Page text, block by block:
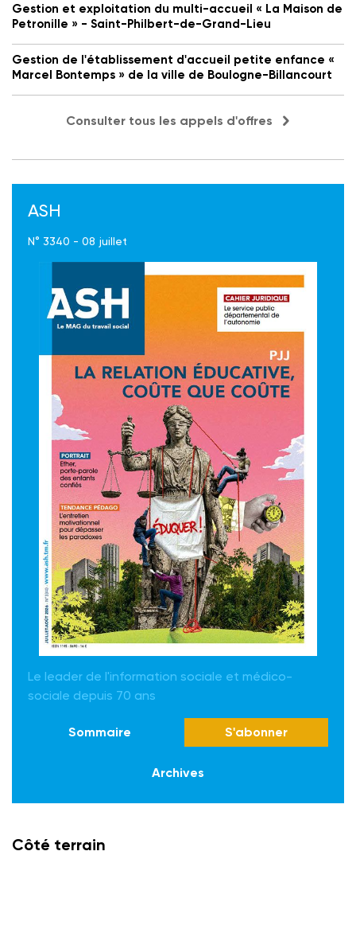
Gestion et exploitation du multi-accueil « La Maison de
Petronille » - Saint-Philbert-de-Grand-Lieu
Gestion de l'établissement d'accueil petite enfance «
Marcel Bontemps » de la ville de Boulogne-Billancourt
Consulter tous les appels d'offres
ASH
N° 3340 - 08 juillet
Le leader de l'information sociale et médico-
sociale depuis 70 ans
Sommaire S'abonner
Archives
Côté terrain